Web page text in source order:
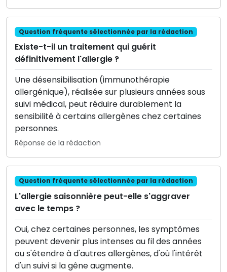
Question fréquente sélectionnée par la rédaction
Existe-t-il un traitement qui guérit
définitivement l'allergie ?
Une désensibilisation (immunothérapie
allergénique), réalisée sur plusieurs années sous
suivi médical, peut réduire durablement la
sensibilité à certains allergènes chez certaines
personnes.
Réponse de la rédaction
Question fréquente sélectionnée par la rédaction
L'allergie saisonnière peut-elle s'aggraver
avec le temps ?
Oui, chez certaines personnes, les symptômes
peuvent devenir plus intenses au fil des années
ou s'étendre à d'autres allergènes, d'où l'intérêt
d'un suivi si la gêne augmente.